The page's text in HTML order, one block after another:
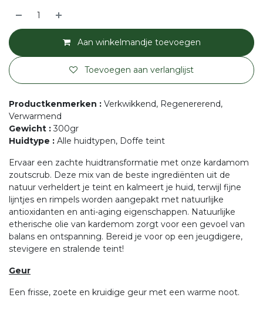
Aan winkelmandje toevoegen
Toevoegen aan verlanglijst
Productkenmerken : Verkwikkend, Regenererend,
Verwarmend
Gewicht : 300gr
Huidtype : Alle huidtypen, Doffe teint
Ervaar een zachte huidtransformatie met onze kardamom
zoutscrub. Deze mix van de beste ingrediënten uit de
natuur verheldert je teint en kalmeert je huid, terwijl fijne
lijntjes en rimpels worden aangepakt met natuurlijke
antioxidanten en anti-aging eigenschappen. Natuurlijke
etherische olie van kardemom zorgt voor een gevoel van
balans en ontspanning. Bereid je voor op een jeugdigere,
stevigere en stralende teint!
Geur
Een frisse, zoete en kruidige geur met een warme noot.